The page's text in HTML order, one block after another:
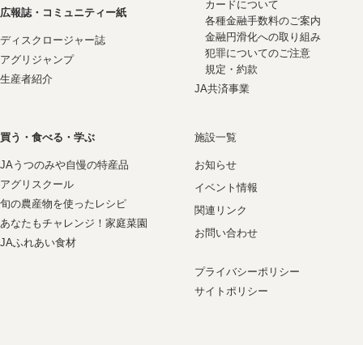
広報誌・コミュニティー紙
ディスクロージャー誌
アグリジャンプ
生産者紹介
カードについて
各種金融手数料のご案内
金融円滑化への取り組み
犯罪についてのご注意
規定・約款
JA共済事業
買う・食べる・学ぶ
JAうつのみや自慢の特産品
アグリスクール
旬の農産物を使ったレシピ
あなたもチャレンジ！家庭菜園
JAふれあい食材
施設一覧
お知らせ
イベント情報
関連リンク
お問い合わせ
プライバシーポリシー
サイトポリシー